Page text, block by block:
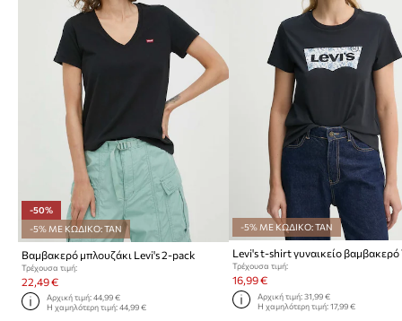
-50%
-5% ΜΕ ΚΩΔΙΚΟ: TAN
Βαμβακερό μπλουζάκι Levi's 2-pack
Τρέχουσα τιμή:
22,49 €
Αρχική τιμή:44,99 €
Η χαμηλότερη τιμή:44,99 €
-5% ΜΕ ΚΩΔΙΚΟ: TAN
Τρέχουσα τιμή:
16,99 €
Αρχική τιμή: 31,99 €
Η χαμηλότερη τιμή: 17,99 €